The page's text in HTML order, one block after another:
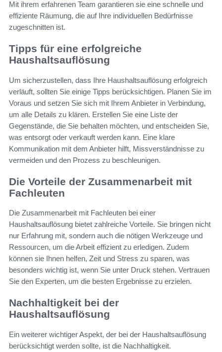
Mit ihrem erfahrenen Team garantieren sie eine schnelle und
effiziente Räumung, die auf Ihre individuellen Bedürfnisse
zugeschnitten ist.
Tipps für eine erfolgreiche
Haushaltsauflösung
Um sicherzustellen, dass Ihre Haushaltsauflösung erfolgreich
verläuft, sollten Sie einige Tipps berücksichtigen. Planen Sie im
Voraus und setzen Sie sich mit Ihrem Anbieter in Verbindung,
um alle Details zu klären. Erstellen Sie eine Liste der
Gegenstände, die Sie behalten möchten, und entscheiden Sie,
was entsorgt oder verkauft werden kann. Eine klare
Kommunikation mit dem Anbieter hilft, Missverständnisse zu
vermeiden und den Prozess zu beschleunigen.
Die Vorteile der Zusammenarbeit mit
Fachleuten
Die Zusammenarbeit mit Fachleuten bei einer
Haushaltsauflösung bietet zahlreiche Vorteile. Sie bringen nicht
nur Erfahrung mit, sondern auch die nötigen Werkzeuge und
Ressourcen, um die Arbeit effizient zu erledigen. Zudem
können sie Ihnen helfen, Zeit und Stress zu sparen, was
besonders wichtig ist, wenn Sie unter Druck stehen. Vertrauen
Sie den Experten, um die besten Ergebnisse zu erzielen.
Nachhaltigkeit bei der
Haushaltsauflösung
Ein weiterer wichtiger Aspekt, der bei der Haushaltsauflösung
berücksichtigt werden sollte, ist die Nachhaltigkeit.